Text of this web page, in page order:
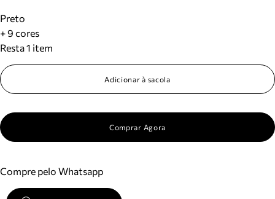
Preto
+ 9 cores
Resta 1 item
Adicionar à sacola
Comprar Agora
Compre pelo Whatsapp